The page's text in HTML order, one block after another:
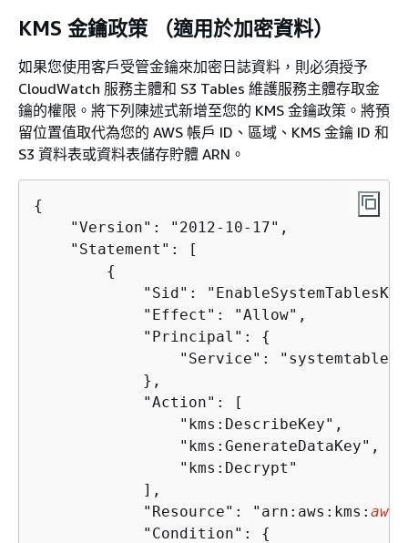
KMS 金鑰政策 （適用於加密資料）
如果您使用客戶受管金鑰來加密日誌資料，則必須授予
CloudWatch 服務主體和 S3 Tables 維護服務主體存取金
鑰的權限。將下列陳述式新增至您的 KMS 金鑰政策。將預
留位置值取代為您的 AWS 帳戶 ID、區域、KMS 金鑰 ID 和
S3 資料表或資料表儲存貯體 ARN。
{
    "Version": "2012-10-17",
    "Statement": [
{
"Sid":
            "Effect": "Allow",
            "Principal":
{
"Service":
            },
            "Action": [
                "kms:DescribeKey",
                "kms:GenerateDataKey",
                "kms:Decrypt"
            ],
            "Resource": "arn:aws:kms:
            "Condition":
{